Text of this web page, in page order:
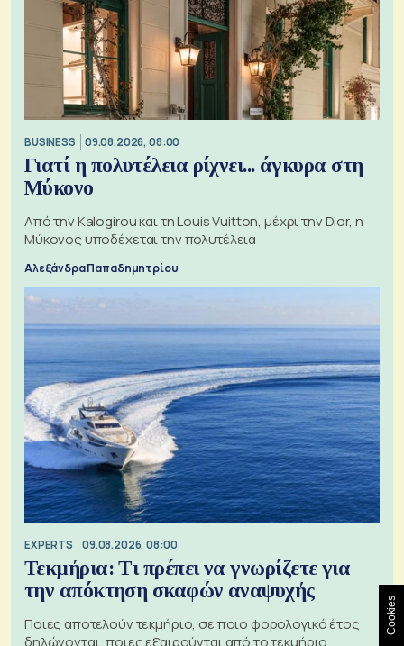
BUSINESS 09.08.2026, 08:00
Γιατί η πολυτέλεια ρίχνει... άγκυρα στη
Μύκονο
Από την Kalogirou και τη Louis Vuitton, μέχρι την Dior, η
Μύκονος υποδέχεται την πολυτέλεια
Αλεξάνδρα Παπαδημητρίου
EXPERTS 09.08.2026, 08:00
Τεκμήρια: Τι πρέπει να γνωρίζετε για
την απόκτηση σκαφών αναψυχής
Ποιες αποτελούν τεκμήριο, σε ποιο φορολογικό έτος
Cookies